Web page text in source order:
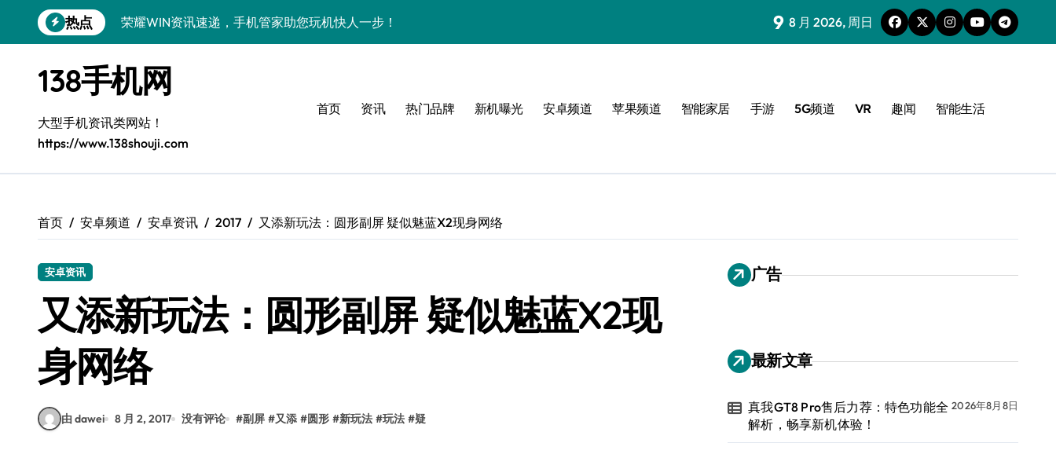
到
热点
荣耀WIN资讯速递，手机管家助您玩机快人一步！
OPPO Find X9 Pro售后揭秘：亮点解析+超实用技巧大放送
vivo S50 Pro mini来袭！小屏旗舰亮点，售后带你抢先看
REDMI K90售后揭秘：亮点配置全解析，速来围观！
OPPO Find X9售后揭秘：亮点特色玩法，一次全掌握！
华为nova 15 Ultra新功能解锁，售后邀您共享最新优惠！
真我GT8 Pro售后力荐：特色功能全解析，畅享新机体验！
9 8 月 2026, 周日
138手机网
大型手机资讯类网站！
https://www.138shouji.com
首页 资讯 热门品牌 新机曝光 安卓频道 苹果频道 智能家居 手游 5G频道 VR 趣闻 智能生活
首页 安卓频道 安卓资讯 2017 又添新玩法：圆形副屏 疑似魅蓝X2现身网络
安卓资讯
又添新玩法：圆形副屏 疑似魅蓝X2现
身网络
由 dawei 8 月 2, 2017 没有评论 #副屏 #又添 #圆形 #新玩法 #玩法 #疑
广告
最新文章
真我GT8 Pro售后力荐：特色功能全
解析，畅享新机体验！
2026年8月8日